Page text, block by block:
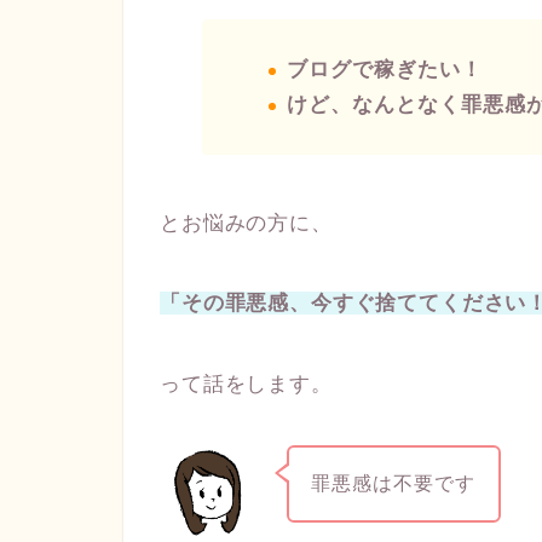
ブログで稼ぎたい！
けど、なんとなく罪悪感
とお悩みの方に、
「その罪悪感、今すぐ捨ててください
って話をします。
罪悪感は不要です